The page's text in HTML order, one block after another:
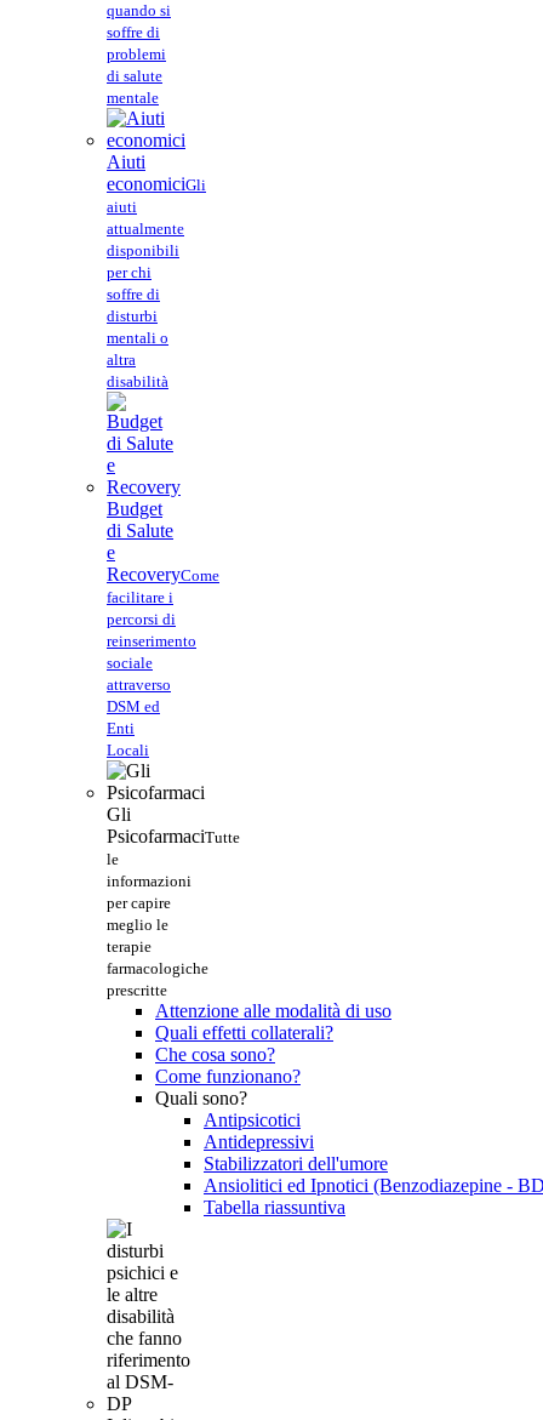
quando si
soffre di
problemi
di salute
mentale
Aiuti
economiciGli
aiuti
attualmente
disponibili
per chi
soffre di
disturbi
mentali o
altra
disabilità
Budget
di Salute
e
RecoveryCome
facilitare i
percorsi di
reinserimento
sociale
attraverso
DSM ed
Enti
Locali
Gli
PsicofarmaciTutte
le
informazioni
per capire
meglio le
terapie
farmacologiche
prescritte
Attenzione alle modalità di uso
Quali effetti collaterali?
Che cosa sono?
Come funzionano?
Quali sono?
Antipsicotici
Antidepressivi
Stabilizzatori dell'umore
Ansiolitici ed Ipnotici (Benzodiazepine -
Tabella riassuntiva